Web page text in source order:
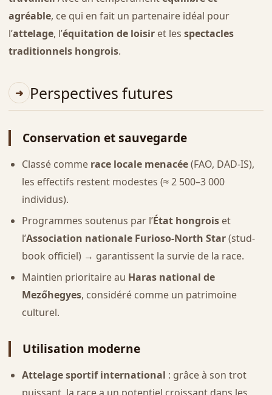
agréable, ce qui en fait un partenaire idéal pour
l’attelage, l’équitation de loisiret les spectacles
traditionnels hongrois.
Perspectives futures
Conservation et sauvegarde
Classé comme race locale menacée(FAO, DAD-IS),
les effectifs restent modestes (≈ 2 500–3 000
individus).
Programmes soutenus par l’État hongroiset
l’Association nationale Furioso-North Star(stud-
book officiel) → garantissent la survie de la race.
Maintien prioritaire au Haras national de
Mezőhegyes, considéré comme un patrimoine
culturel.
Utilisation moderne
Attelage sportif international : grâce à son trot
puissant, la race a un potentiel croissant dans les